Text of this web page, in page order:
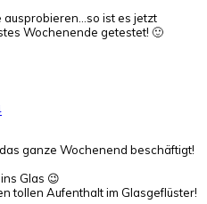
ausprobieren…so ist es jetzt
Wochenende getestet! 🙂
ganze Wochenend beschäftigt!
Glas 😉
tollen Aufenthalt im Glasgeflüster!